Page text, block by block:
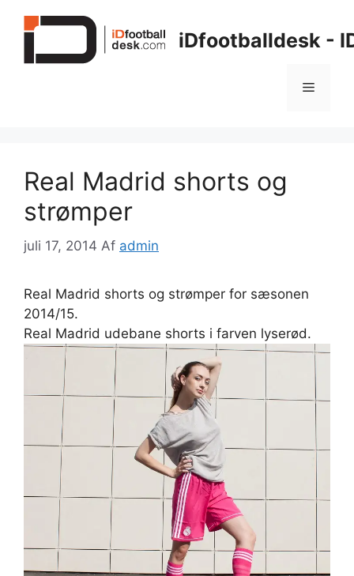
iDfootballdesk -
Menu
Real Madrid shorts og
strømper
juli 17, 2014 Af admin
Real Madrid shorts og strømper for sæsonen
2014/15.
Real Madrid udebane shorts i farven lyserød.